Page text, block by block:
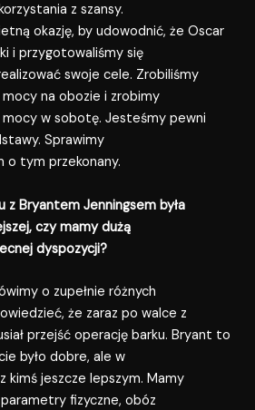
z szansy.
okazję, by udowodnić, że Oscar
i przygotowaliśmy się
swoje cele. Zrobiliśmy
na obozie i zrobimy
w sobotę. Jesteśmy pewni
Sprawimy
o tym przekonany.
z Bryantem Jenningsem była
czy mamy dużą
dyspozycji?
o zupełnie różnych
że zaraz po walce z
przejść operację barku. Bryant to
było dobre, ale w
kimś jeszcze lepszym. Mamy
fizyczne, obóz